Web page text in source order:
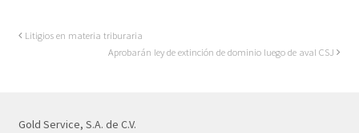
Litigios en materia triburaria
Aprobarán ley de extinción de dominio luego de aval CSJ
Gold Service, S.A. de C.V.